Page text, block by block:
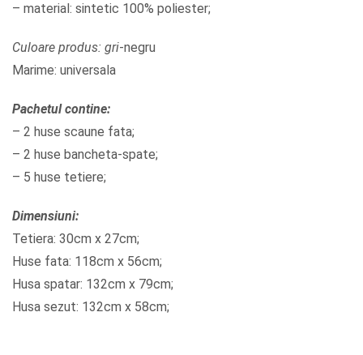
– material: sintetic 100% poliester;
Culoare produs: gri-negru
Marime: universala
Pachetul contine:
– 2 huse scaune fata;
– 2 huse bancheta-spate;
– 5 huse tetiere;
Dimensiuni:
Tetiera: 30cm x 27cm;
Huse fata: 118cm x 56cm;
Husa spatar: 132cm x 79cm;
Husa sezut: 132cm x 58cm;